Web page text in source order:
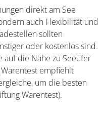
direkt am See
auch Flexibilität und
sollten
oder kostenlos sind.
die Nähe zu Seeufer
empfiehlt
um die besten
Warentest).